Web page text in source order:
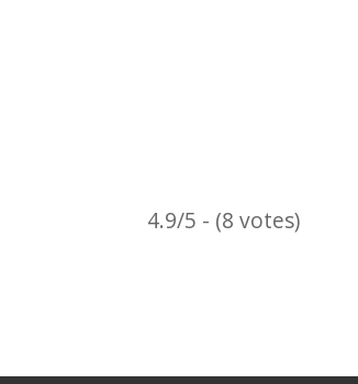
4.9/5 - (8 votes)